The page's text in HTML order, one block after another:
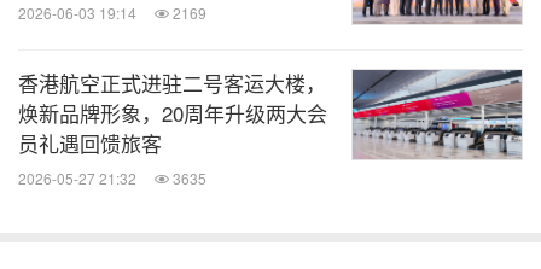
2026-06-03 19:14 2169
香港航空正式进驻二号客运大楼，
焕新品牌形象，20周年升级两大会
员礼遇回馈旅客
2026-05-27 21:32 3635